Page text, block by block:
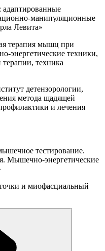
манипуляционные
Левита»
терапия мышц при
энергетические техники,
техника
детензорологии,
метода щадящей
и лечения
тестирование.
Мышечно-энергетические
и миофасциальный